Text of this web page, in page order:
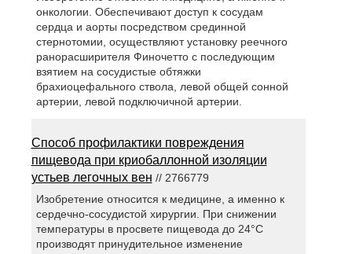
онкологии. Обеспечивают доступ к сосудам
сердца и аорты посредством срединной
стернотомии, осуществляют установку реечного
ранорасширителя Финочетто с последующим
взятием на сосудистые обтяжки
брахиоцефального ствола, левой общей сонной
артерии, левой подключичной артерии.
Способ профилактики повреждения
пищевода при криобаллонной изоляции
устьев легочных вен // 2766779
Изобретение относится к медицине, а именно к
сердечно-сосудистой хирургии. При снижении
температуры в просвете пищевода до 24°С
производят принудительное изменение